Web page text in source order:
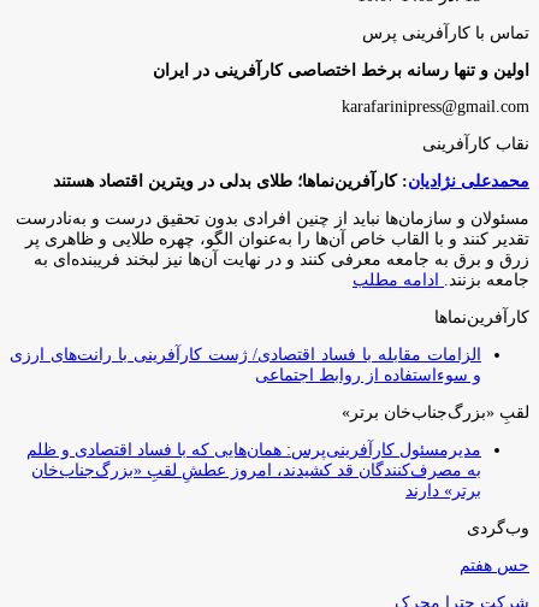
تماس با کارآفرینی پرس
اولین و تنها رسانه برخط اختصاصی کارآفرینی در ایران
karafarinipress@gmail.com
نقاب کارآفرینی
محمدعلی نژادیان: کارآفرین‌نماها؛ طلای بدلی در ویترین اقتصاد هستند
مسئولان و سازمان‌ها نباید از چنین افرادی بدون تحقیق درست و به‌نادرست
تقدیر کنند و با القاب خاص آ‌ن‌ها را به‌عنوان الگو، چهره طلایی و ظاهری پر
زرق و برق به جامعه معرفی کنند و در نهایت آن‌ها نیز لبخند فریبنده‌ای به
جامعه بزنند.
ادامه مطلب
کارآفرین‌نماها
الزامات مقابله با فساد اقتصادی/ ژست کارآفرینی با رانت‌های ارزی
و سوءاستفاده از روابط اجتماعی
لقبِ «بزرگ‌جناب‌خان برتر»
مدیرمسئول کارآفرینی‌پرس: همان‌هایی که با فساد اقتصادی و ظلم
به مصرف‌کنندگان قد کشیدند، امروز عطشِ لقبِ «بزرگ‌جناب‌خان
برتر» دارند
وب‌گردی
حس هفتم
شرکت چترا محرک